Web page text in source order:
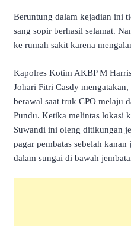
Beruntung dalam kejadian ini
sang sopir berhasil selamat.
ke rumah sakit karena
Kapolres Kotim AKBP M
Johari Fitri Casdy
berawal saat truk CPO melaju
Pundu. Ketika melintas lokasi
Suwandi ini oleng ditikungan
pagar pembatas sebelah
dalam sungai di bawah